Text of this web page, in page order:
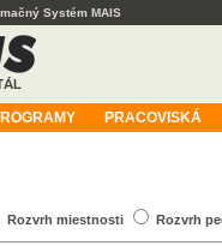
Systém MAIS
PRACOVISKÁ
Rozvrh miestnosti Rozvrh